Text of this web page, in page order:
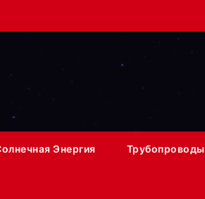
Энергия Трубопроводы